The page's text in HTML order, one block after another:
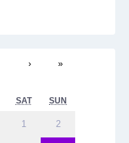
› »
SAT SUN
1 2